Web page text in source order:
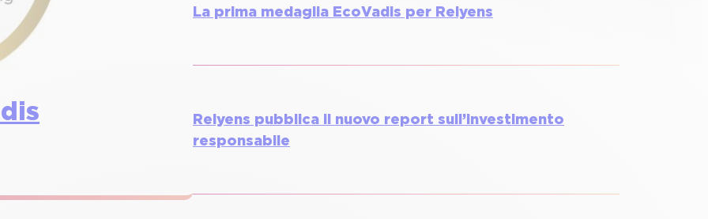
La prima medaglia EcoVadis per Relyens
Relyens pubblica il nuovo report sull’investimento
responsabile